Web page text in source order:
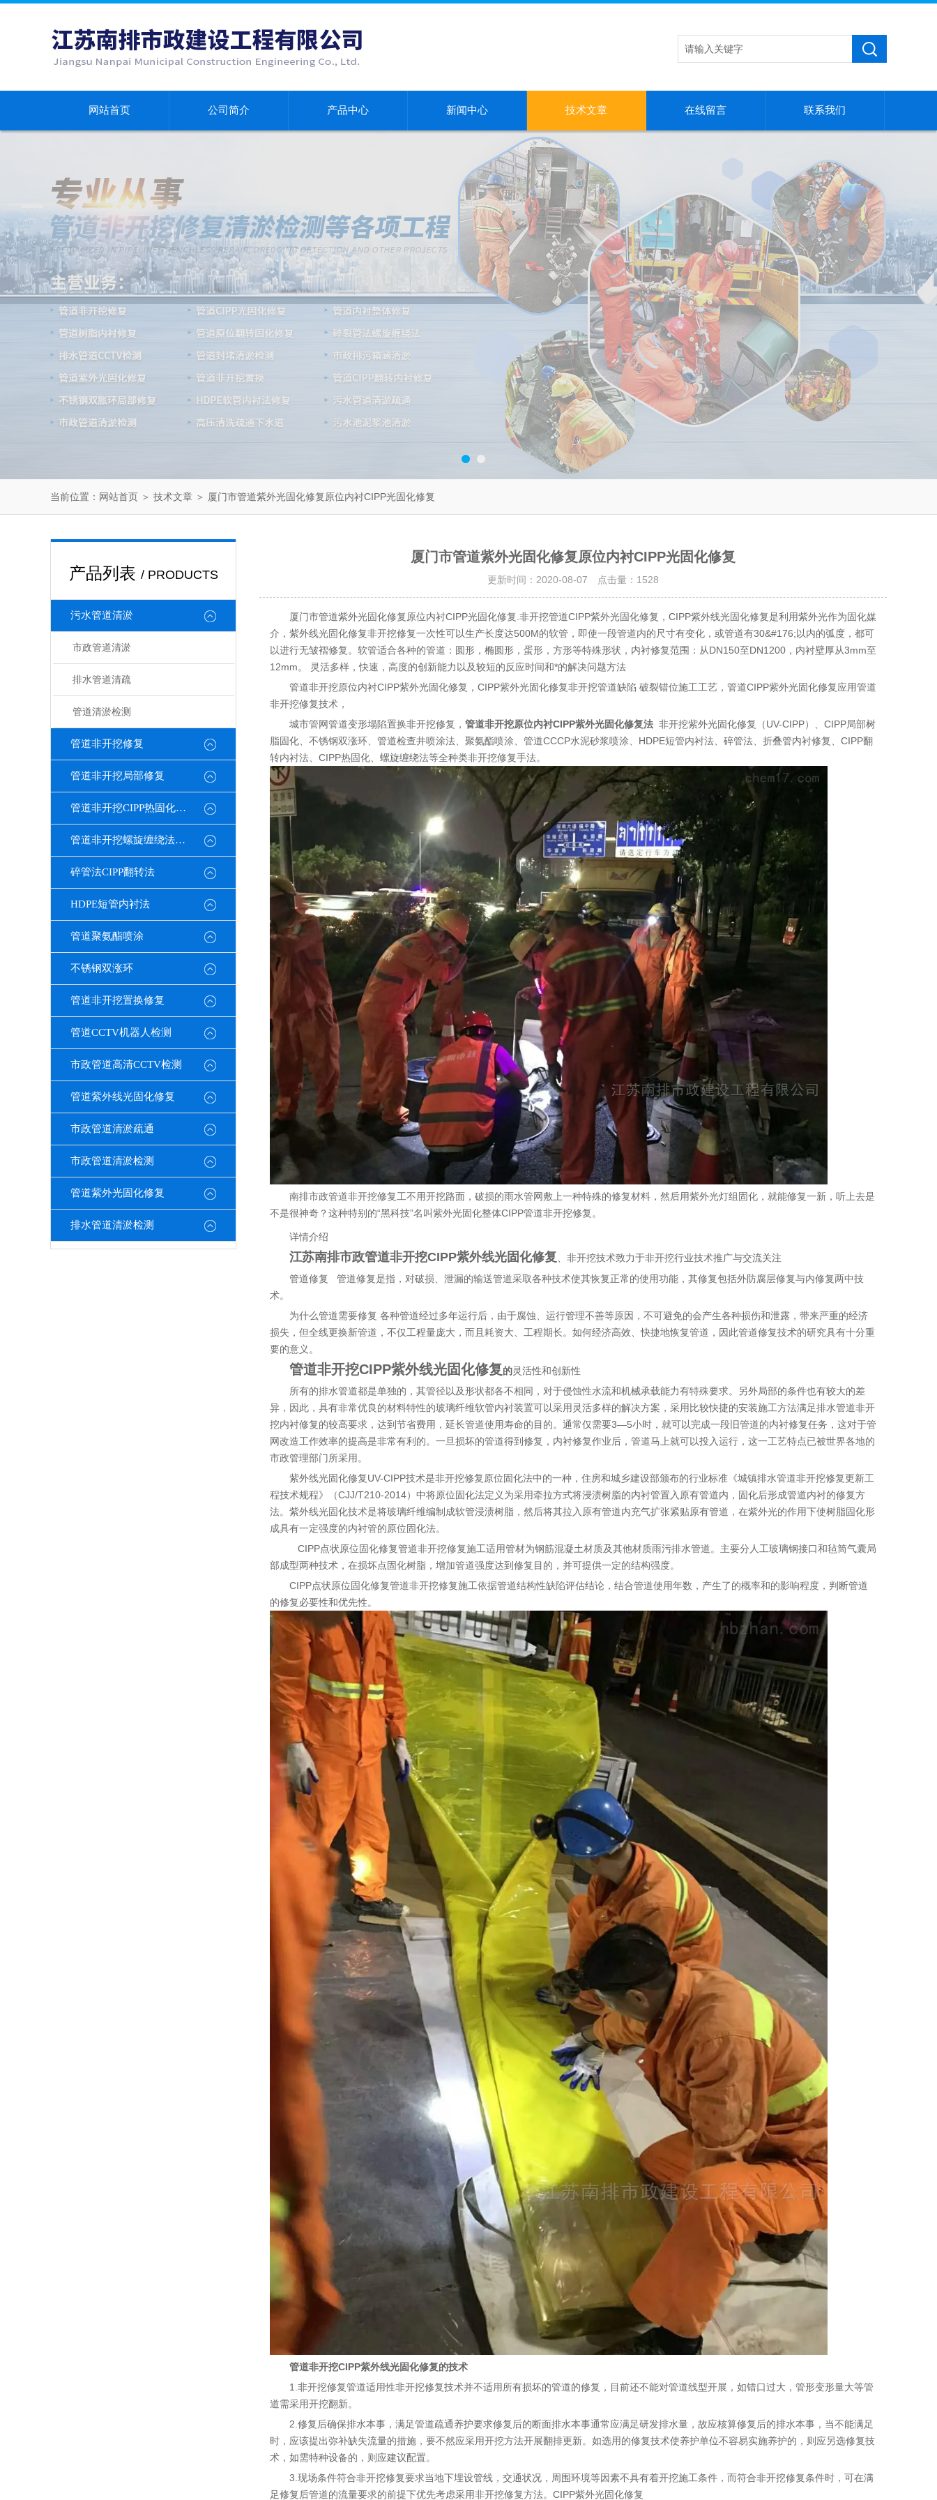
网站首页 公司简介 产品中心 新闻中心 技术文章 在线留言 联系我们
当前位置： 网站首页 ＞ 技术文章 ＞ 厦门市管道紫外光固化修复原位内衬CIPP光固化修复
产品列表 / PRODUCTS
污水管道清淤
市政管道清淤
排水管道清疏
管道清淤检测
管道非开挖修复
管道非开挖局部修复
管道非开挖CIPP热固化修复
管道非开挖螺旋缠绕法修复
碎管法CIPP翻转法
HDPE短管内衬法
管道聚氨酯喷涂
不锈钢双涨环
管道非开挖置换修复
管道CCTV机器人检测
市政管道高清CCTV检测
管道紫外线光固化修复
市政管道清淤疏通
市政管道清淤检测
管道紫外光固化修复
排水管道清淤检测
厦门市管道紫外光固化修复原位内衬CIPP光固化修复
更新时间：2020-08-07 点击量： 1528
厦门市管道紫外光固化修复原位内衬CIPP光固化修复.非开挖管道CIPP紫外光固化修复，CIPP紫外线光固化修复是利用紫外光作为固化媒
介，紫外线光固化修复非开挖修复一次性可以生产长度达500M的软管，即使一段管道内的尺寸有变化，或管道有30&#176;以内的弧度，都可
以进行无皱褶修复。软管适合各种的管道：圆形，椭圆形，蛋形，方形等特殊形状，内衬修复范围：从DN150至DN1200，内衬壁厚从3mm至
12mm。 灵活多样，快速，高度的创新能力以及较短的反应时间和*的解决问题方法
管道非开挖原位内衬CIPP紫外光固化修复，CIPP紫外光固化修复非开挖管道缺陷 破裂错位施工工艺，管道CIPP紫外光固化修复应用管道
非开挖修复技术，
城市管网管道变形塌陷置换非开挖修复， 管道非开挖原位内衬CIPP紫外光固化修复法 非开挖紫外光固化修复（UV-CIPP）、CIPP局部树
脂固化、不锈钢双涨环、管道检查井喷涂法、聚氨酯喷涂、管道CCCP水泥砂浆喷涂、HDPE短管内衬法、碎管法、折叠管内衬修复、CIPP翻
转内衬法、CIPP热固化、螺旋缠绕法等全种类非开挖修复手法。
南排市政管道非开挖修复工不用开挖路面，破损的雨水管网敷上一种特殊的修复材料，然后用紫外光灯组固化，就能修复一新，听上去是
不是很神奇？这种特别的“黑科技”名叫紫外光固化整体CIPP管道非开挖修复。
详情介绍
江苏南排市政管道非开挖CIPP紫外线光固化修复、 非开挖技术致力于非开挖行业技术推广与交流关注
管道修复 管道修复是指，对破损、泄漏的输送管道采取各种技术使其恢复正常的使用功能，其修复包括外防腐层修复与内修复两中技
术。
为什么管道需要修复 各种管道经过多年运行后，由于腐蚀、运行管理不善等原因，不可避免的会产生各种损伤和泄露，带来严重的经济
损失，但全线更换新管道，不仅工程量庞大，而且耗资大、工程期长。如何经济高效、快捷地恢复管道，因此管道修复技术的研究具有十分重
要的意义。
管道非开挖CIPP紫外线光固化修复的灵活性和创新性
所有的排水管道都是单独的，其管径以及形状都各不相同，对于侵蚀性水流和机械承载能力有特殊要求。另外局部的条件也有较大的差
异，因此，具有非常优良的材料特性的玻璃纤维软管内衬装置可以采用灵活多样的解决方案，采用比较快捷的安装施工方法满足排水管道非开
挖内衬修复的较高要求，达到节省费用，延长管道使用寿命的目的。通常仅需要3—5小时，就可以完成一段旧管道的内衬修复任务，这对于管
网改造工作效率的提高是非常有利的。一旦损坏的管道得到修复，内衬修复作业后，管道马上就可以投入运行，这一工艺特点已被世界各地的
市政管理部门所采用。
紫外线光固化修复UV-CIPP技术是非开挖修复原位固化法中的一种，住房和城乡建设部颁布的行业标准《城镇排水管道非开挖修复更新工
程技术规程》（CJJ/T210-2014）中将原位固化法定义为采用牵拉方式将浸渍树脂的内衬管置入原有管道内，固化后形成管道内衬的修复方
法。紫外线光固化技术是将玻璃纤维编制成软管浸渍树脂，然后将其拉入原有管道内充气扩张紧贴原有管道，在紫外光的作用下使树脂固化形
成具有一定强度的内衬管的原位固化法。
CIPP点状原位固化修复管道非开挖修复施工适用管材为钢筋混凝土材质及其他材质雨污排水管道。主要分人工玻璃钢接口和毡筒气囊局
部成型两种技术，在损坏点固化树脂，增加管道强度达到修复目的，并可提供一定的结构强度。
CIPP点状原位固化修复管道非开挖修复施工依据管道结构性缺陷评估结论，结合管道使用年数，产生了的概率和的影响程度，判断管道
的修复必要性和优先性。
管道非开挖CIPP紫外线光固化修复的技术
1.非开挖修复管道适用性非开挖修复技术并不适用所有损坏的管道的修复，目前还不能对管道线型开展，如错口过大，管形变形量大等管
道需采用开挖翻新。
2.修复后确保排水本事，满足管道疏通养护要求修复后的断面排水本事通常应满足研发排水量，故应核算修复后的排水本事，当不能满足
时，应该提出弥补缺失流量的措施，要不然应采用开挖方法开展翻排更新。如选用的修复技术使养护单位不容易实施养护的，则应另选修复技
术，如需特种设备的，则应建议配置。
3.现场条件符合非开挖修复要求当地下埋设管线，交通状况，周围环境等因素不具有着开挖施工条件，而符合非开挖修复条件时，可在满
足修复后管道的流量要求的前提下优先考虑采用非开挖修复方法。CIPP紫外光固化修复